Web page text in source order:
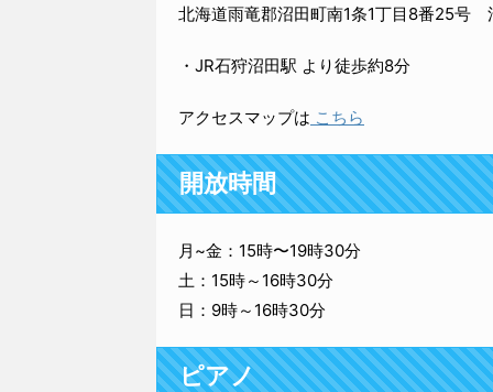
北海道雨竜郡沼田町南1条1丁目8番25号
・JR石狩沼田駅 より徒歩約8分
アクセスマップは こちら
開放時間
月~金：15時〜19時30分
土：15時～16時30分
日：9時～16時30分
ピアノ